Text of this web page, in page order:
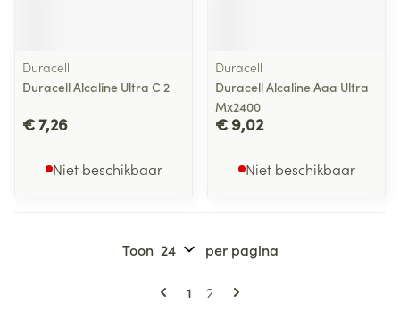
Duracell
Duracell Alcaline Ultra C 2
€ 7,26
Niet beschikbaar
Duracell
Duracell Alcaline Aaa Ultra
Mx2400
€ 9,02
Niet beschikbaar
Pagina's
U lees momenteel pagina
1 Pagina
2
Toon per pagina